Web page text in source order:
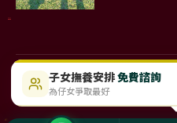
$488起
即時免
子女撫養安排免費諮詢
為仔女爭取最好
©2023 Sunmood